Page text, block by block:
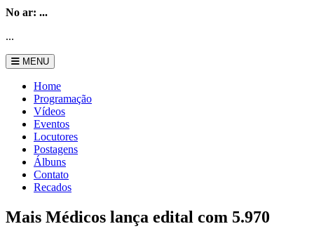
No ar: ...
...
MENU
Home
Programação
Vídeos
Eventos
Locutores
Postagens
Álbuns
Contato
Recados
Mais Médicos lança edital com 5.970